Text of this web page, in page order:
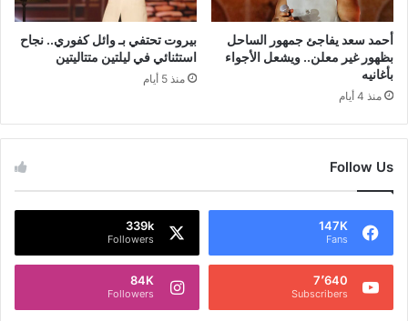
أحمد سعد يفاجئ جمهور الساحل
بظهور غير معلن.. ويشعل الأجواء
بأغانيه
منذ 4 أيام
بيروت تحتفي بـ وائل كفوري.. نجاح
استثنائي في ليلتين متتاليتين
منذ 5 أيام
Follow Us
147K
Fans
339k
Followers
7٬640
Subscribers
84K
Followers